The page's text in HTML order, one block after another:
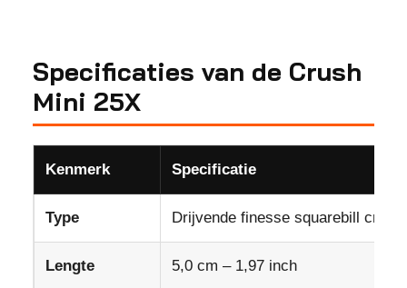
Specificaties van de Crush
Mini 25X
Kenmerk Specificatie
Type Drijvende finesse squarebill
Lengte 5,0 cm – 1,97 inch